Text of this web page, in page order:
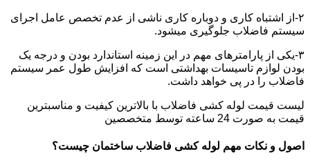
۲-از اشتباه کاری و دوباره کاری ناشی از عدم تخصص عامل اجرای
سیستم فاضلاب جلوگیری میشود.
۳-یکی از پارامترهای مهم در این زمینه استاندارد بودن و درجه یک
بودن لوازم تاسیسات بهداشتی است که افزایش طول عمر سیستم
فاضلاب را در پی خواهد داشت.
لیست قیمت لوله کشی فاضلاب با بالاترین کیفیت و مناسبترین
قیمت به صورت 24 ساعته توسط متخصصین
اصول و نکات مهم لوله کشی فاضلاب ساختمان چیست؟